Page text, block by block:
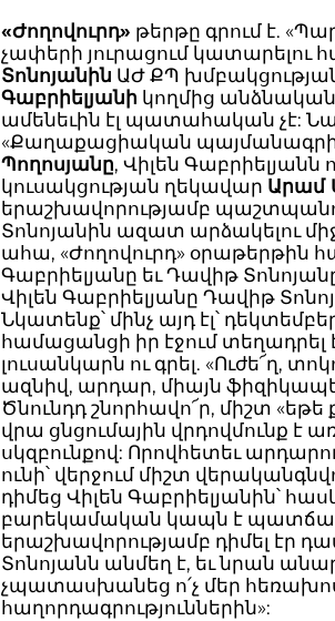
«Ժողովուրդ» թերթը գրում է.
չափերի յուրացում կատարելու
Տոնոյանին ԱԺ ՔՊ
Գաբրիելյանի կողմից անձնական
ամենեւին էլ պատահական չէ:
«Քաղաքացիական
Պողոսյանը, Վիլեն Գաբրիելյանն
կուսակցության ղեկավար Արամ
երաշխավորությամբ
Տոնոյանին ազատ արձակելու
ահա, «Ժողովուրդ»
Գաբրիելյանը եւ Դավիթ
Վիլեն Գաբրիելյանը Դավիթ
Նկատենք՝ մինչ այդ էլ՝
համացանցի իր էջում տեղադրել
լուսանկարն ու գրել. «Ուժե՜ղ,
ազնիվ, արդար, միայն
Ծնունդդ շնորհավո՜ր, միշտ
վրա ցնցումային վրդովմունք է
սկզբունքով: Որովհետեւ
ունի՝ վերջում միշտ
դիմեց Վիլեն Գաբրիելյանին՝
բարեկամական կապն է
երաշխավորությամբ դիմել էր
Տոնոյանն անմեղ է, եւ նրան
չպատասխանեց ո՛չ մեր
հաղորդագրություններին»: